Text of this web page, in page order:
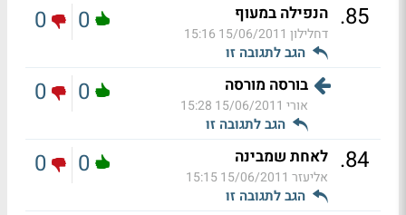
85
. הנפילה במעוף
דחלילון 15/06/2011 15:16
הגב לתגובה זו
0
0
בורסה מורסה
אורי 15/06/2011 15:28
הגב לתגובה זו
0
0
84
. לאחת שמבינה
אליעזר 15/06/2011 15:15
הגב לתגובה זו
0
0